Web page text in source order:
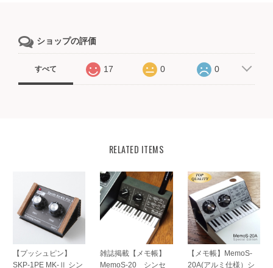
ショップの評価
すべて 17 0 0
RELATED ITEMS
【プッシュピン】
SKP-1PE MK-Ⅱ シン
雑誌掲載【メモ帳】
MemoS-20 シンセ
【メモ帳】MemoS-
20A(アルミ仕様）シ